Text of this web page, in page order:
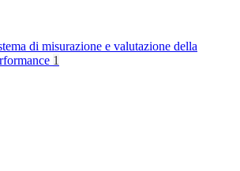
di misurazione e valutazione della
1